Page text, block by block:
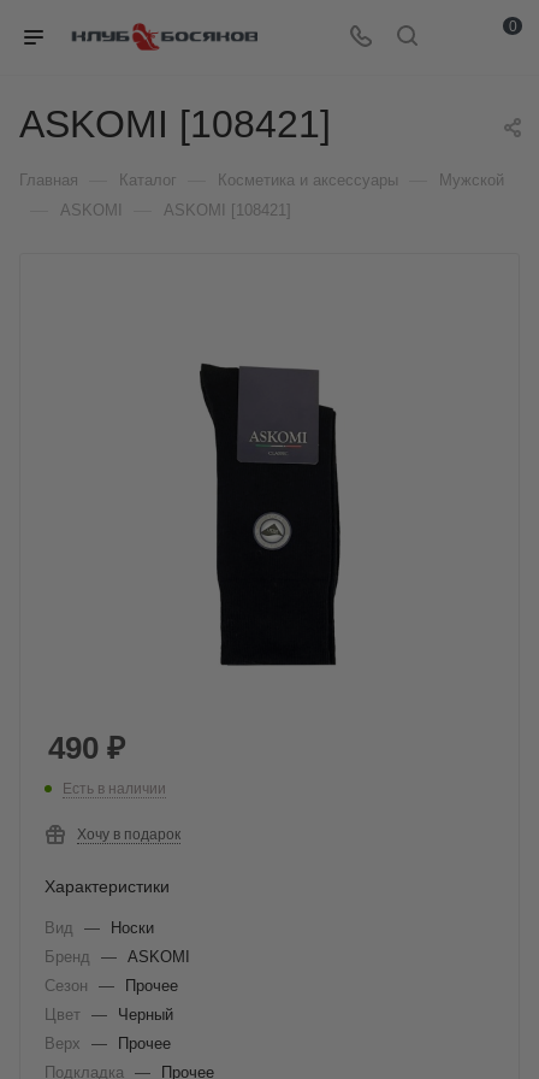
0
ASKOMI [108421]
Главная Каталог Косметика и аксессуары Мужской
ASKOMI ASKOMI [108421]
490 ₽
Есть в наличии
Хочу в подарок
Характеристики
Вид —
Носки
Бренд
— ASKOMI
Сезон
—
Прочее
Цвет —
Черный
Верх
—
Прочее
Подкладка
—
Прочее